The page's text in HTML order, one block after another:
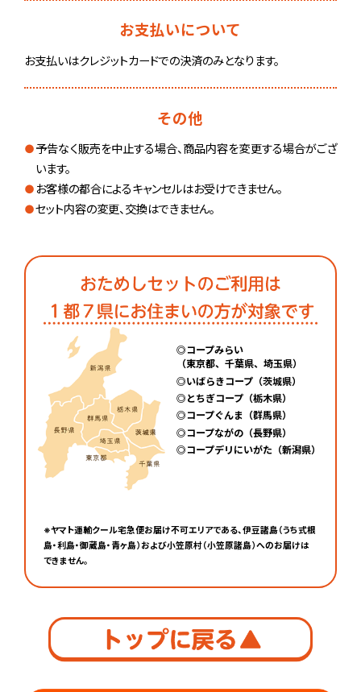
お支払いについて
お支払いはクレジットカードでの決済のみとなります。
その他
予告なく販売を中止する場合、商品内容を変更する場合がござ
います。
お客様の都合によるキャンセルはお受けできません。
セット内容の変更、交換はできません。
◎コープみらい
（東京都、千葉県、埼玉県）
◎いばらきコープ（茨城県）
◎とちぎコープ（栃木県）
◎コープぐんま（群馬県）
◎コープながの（長野県）
◎コープデリにいがた（新潟県）
※ヤマト運輸クール宅急便お届け不可エリアである、伊豆諸島（うち式根
島・利島・御蔵島・青ヶ島）および小笠原村（小笠原諸島）へのお届けは
できません。